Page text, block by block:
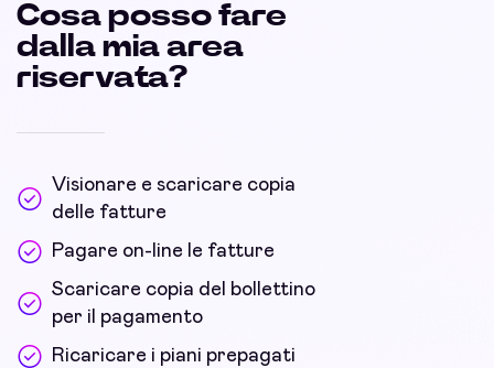
Cosa posso fare
dalla mia area
riservata?
Visionare e scaricare copia
delle fatture
Pagare on-line le fatture
Scaricare copia del bollettino
per il pagamento
Ricaricare i piani prepagati